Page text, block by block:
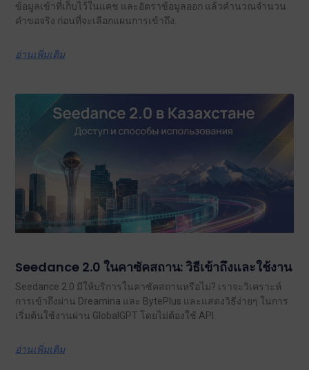
ข้อมูลเข้าที่เก็บไว้ในแคช และอัตราข้อมูลออก แล้วคำนวณจำนวน
คำขอจริง ก่อนที่จะเลือกแผนการเข้าถึง.
อ่านเพิ่มเติม
Seedance 2.0 ในคาซัคสถาน: วิธีเข้าถึงและใช้งาน
Seedance 2.0 มีให้บริการในคาซัคสถานหรือไม่? เราจะวิเคราะห์
การเข้าถึงผ่าน Dreamina และ BytePlus และแสดงวิธีง่ายๆ ในการ
เริ่มต้นใช้งานผ่าน GlobalGPT โดยไม่ต้องใช้ API.
อ่านเพิ่มเติม